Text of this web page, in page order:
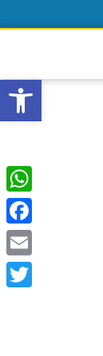
פתח
Email